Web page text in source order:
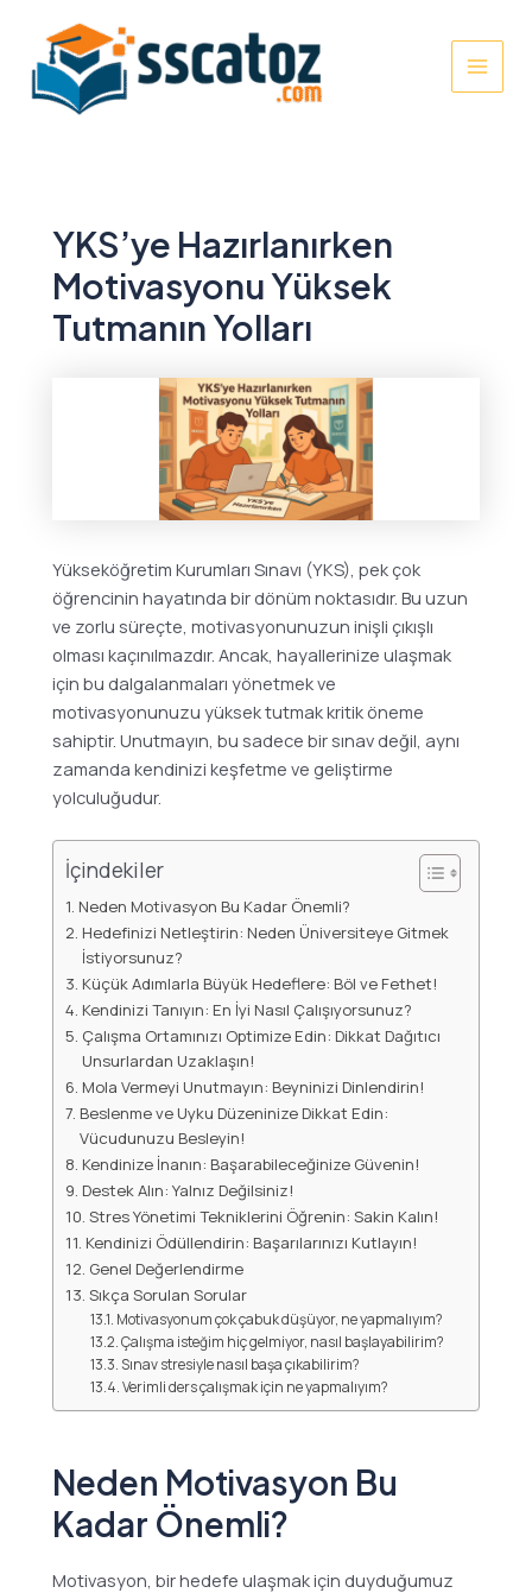
YKS’ye Hazırlanırken
Motivasyonu Yüksek
Tutmanın Yolları
Yükseköğretim Kurumları Sınavı (YKS), pek çok
öğrencinin hayatında bir dönüm noktasıdır. Bu uzun
ve zorlu süreçte, motivasyonunuzun inişli çıkışlı
olması kaçınılmazdır. Ancak, hayallerinize ulaşmak
için bu dalgalanmaları yönetmek ve
motivasyonunuzu yüksek tutmak kritik öneme
sahiptir. Unutmayın, bu sadece bir sınav değil, aynı
zamanda kendinizi keşfetme ve geliştirme
yolculuğudur.
İçindekiler
Neden Motivasyon Bu Kadar Önemli?
Hedefinizi Netleştirin: Neden Üniversiteye Gitmek
İstiyorsunuz?
Küçük Adımlarla Büyük Hedeflere: Böl ve Fethet!
Kendinizi Tanıyın: En İyi Nasıl Çalışıyorsunuz?
Çalışma Ortamınızı Optimize Edin: Dikkat Dağıtıcı
Unsurlardan Uzaklaşın!
Mola Vermeyi Unutmayın: Beyninizi Dinlendirin!
Beslenme ve Uyku Düzeninize Dikkat Edin:
Vücudunuzu Besleyin!
Kendinize İnanın: Başarabileceğinize Güvenin!
Destek Alın: Yalnız Değilsiniz!
Stres Yönetimi Tekniklerini Öğrenin: Sakin Kalın!
Kendinizi Ödüllendirin: Başarılarınızı Kutlayın!
Genel Değerlendirme
Sıkça Sorulan Sorular
Motivasyonum çok çabuk düşüyor, ne yapmalıyım?
Çalışma isteğim hiç gelmiyor, nasıl başlayabilirim?
Sınav stresiyle nasıl başa çıkabilirim?
Verimli ders çalışmak için ne yapmalıyım?
Neden Motivasyon Bu
Kadar Önemli?
Motivasyon, bir hedefe ulaşmak için duyduğumuz